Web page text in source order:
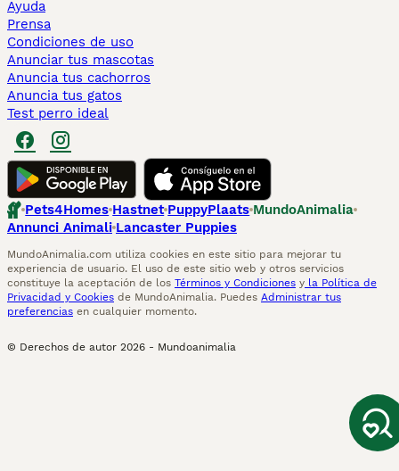
Ayuda
Prensa
Condiciones de uso
Anunciar tus mascotas
Anuncia tus cachorros
Anuncia tus gatos
Test perro ideal
Pets4Homes Hastnet PuppyPlaats MundoAnimalia
Annunci Animali Lancaster Puppies
MundoAnimalia.com utiliza cookies en este sitio para mejorar tu
experiencia de usuario. El uso de este sitio web y otros servicios
constituye la aceptación de los Términos y Condiciones y la Política de
Privacidad y Cookies de MundoAnimalia. Puedes Administrar tus
preferencias en cualquier momento.
© Derechos de autor 2026 - Mundoanimalia